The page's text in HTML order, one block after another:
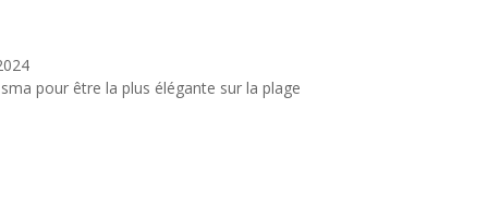
pour être la plus élégante sur la plage